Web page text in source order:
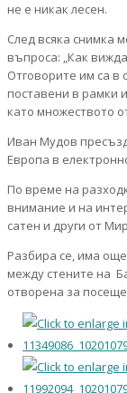
не е никак лесен.
След всяка снимка
въпроса: „Как
Отговорите им са в
поставени в рамки
като множеството
Иван Мудов
Европа в
По време на
внимание и на
сатен и други от
Разбира се, има
между стените на
отворена за